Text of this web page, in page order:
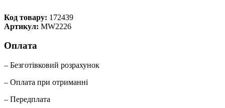
Код товару: 172439
Артикул: MW2226
Оплата
– Безготівковий розрахунок
– Оплата при отриманні
– Передплата